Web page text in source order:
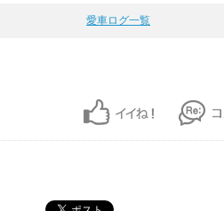
愛車ログ一覧